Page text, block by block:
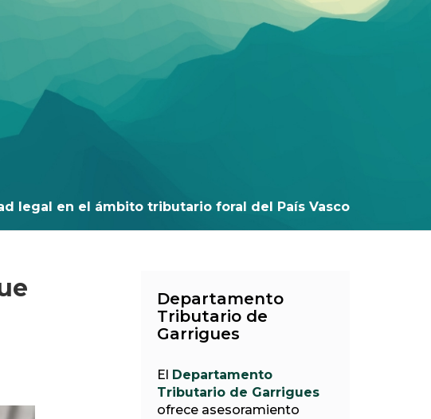
legal en el ámbito tributario foral del País Vasco
Departamento
Tributario de
Garrigues
El
Departamento
Tributario de Garrigues
ofrece asesoramiento